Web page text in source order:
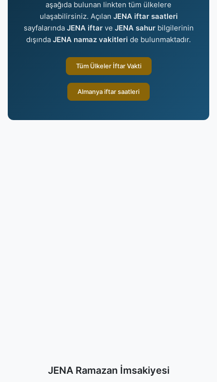
aşağıda bulunan linkten tüm ülkelere
ulaşabilirsiniz. Açılan JENA iftar saatleri
sayfalarında JENA iftarve JENA sahurbilgilerinin
dışında JENA namaz vakitleri de bulunmaktadır.
Tüm Ülkeler İftar Vakti
Almanya iftar saatleri
JENA Ramazan İmsakiyesi